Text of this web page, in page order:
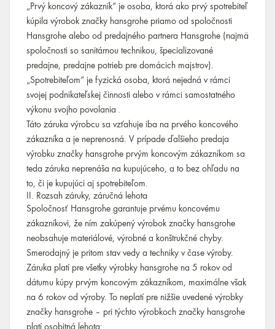
„Prvý koncový zákazník“ je osoba, ktorá ako prvý spotrebiteľ
kúpila výrobok značky hansgrohe priamo od spoločnosti
Hansgrohe alebo od predajného partnera Hansgrohe (najmä
spoločnosti so sanitárnou technikou, špecializované
predajne, predajne potrieb pre domácich majstrov).
„Spotrebiteľom“ je fyzická osoba, ktorá nejedná v rámci
svojej podnikateľskej činnosti alebo v rámci samostatného
výkonu svojho povolania .
Táto záruka výrobcu sa vzťahuje iba na prvého koncového
zákazníka a je neprenosná. V prípade ďalšieho predaja
výrobku značky hansgrohe prvým koncovým zákazníkom sa
teda záruka neprenáša na kupujúceho, a to bez ohľadu na
to, či je kupujúci aj spotrebiteľom.
II. Rozsah záruky, záručná lehota
Spoločnosť Hansgrohe garantuje prvému koncovému
zákazníkovi, že ním zakúpený výrobok značky hansgrohe
neobsahuje materiálové, výrobné a konštrukčné chyby.
Smerodajný je pritom stav vedy a techniky v čase výroby.
Záruka platí pre všetky výrobky hansgrohe na 5 rokov od
dátumu kúpy prvým koncovým zákazníkom, maximálne však
na 6 rokov od výroby. To neplatí pre nižšie uvedené výrobky
značky hansgrohe – pri týchto výrobkoch značky hansgrohe